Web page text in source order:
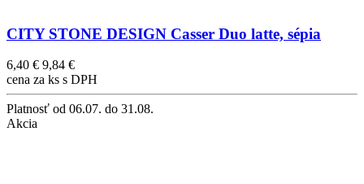
CITY STONE DESIGN Casser Duo latte, sépia
6,40 € 9,84 €
cena za ks s DPH
Platnosť od 06.07. do 31.08.
Akcia